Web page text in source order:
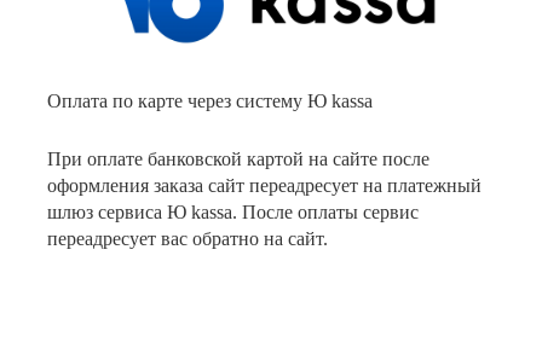
Оплата по карте через систему Ю kassa
При оплате банковской картой на сайте после
оформления заказа сайт переадресует на платежный
шлюз сервиса Ю kassa. После оплаты сервис
переадресует вас обратно на сайт.